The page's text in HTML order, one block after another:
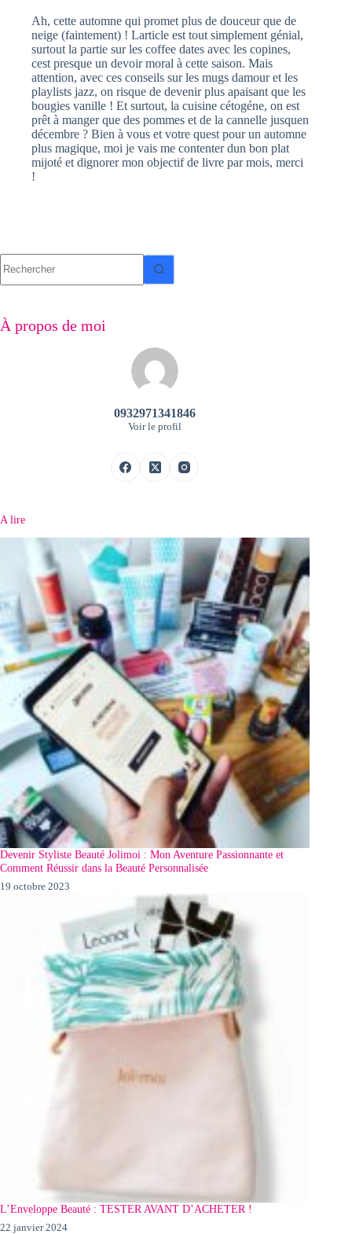
Ah, cette automne qui promet plus de douceur que de
neige (faintement) ! Larticle est tout simplement génial,
surtout la partie sur les coffee dates avec les copines,
cest presque un devoir moral à cette saison. Mais
attention, avec ces conseils sur les mugs damour et les
playlists jazz, on risque de devenir plus apaisant que les
bougies vanille ! Et surtout, la cuisine cétogéne, on est
prêt à manger que des pommes et de la cannelle jusquen
décembre ? Bien à vous et votre quest pour un automne
plus magique, moi je vais me contenter dun bon plat
mijoté et dignorer mon objectif de livre par mois, merci
!
résultat
À propos de moi
0932971341846
Voir le profil
A lire
Devenir Styliste Beauté Jolimoi : Mon Aventure Passionnante et
Comment Réussir dans la Beauté Personnalisée
19 octobre 2023
L’Enveloppe Beauté : TESTER AVANT D’ACHETER !
22 janvier 2024